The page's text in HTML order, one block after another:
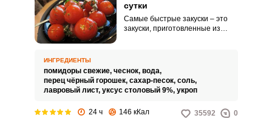
сутки
Самые быстрые закуски – это
закуски, приготовленные из
не только разнообразить и
дополнить меню, но и украсить
праздничный стол.
ИНГРЕДИЕНТЫ
помидоры свежие, чеснок, вода,
перец чёрный горошек, сахар-песок, соль,
лавровый лист, уксус столовый 9%, укроп
24 ч 146 кКал 35592 0